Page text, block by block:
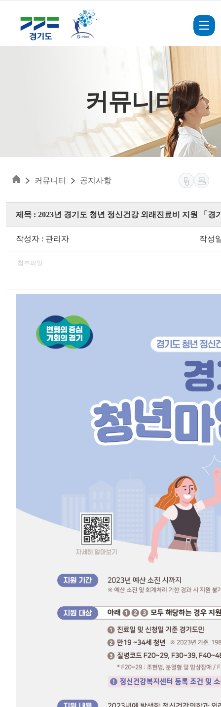
커뮤니티
커뮤니티 공지사항
제목 : 2023년 경기도 청년 정신건강 외래진료비 지원 「경
작성자 : 관리자 작성
첨부파일